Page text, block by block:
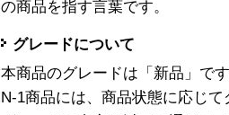
の商品を指す言葉です。
グレードについて
本商品のグレードは「新品」です
N-1商品には、商品状態に応じ